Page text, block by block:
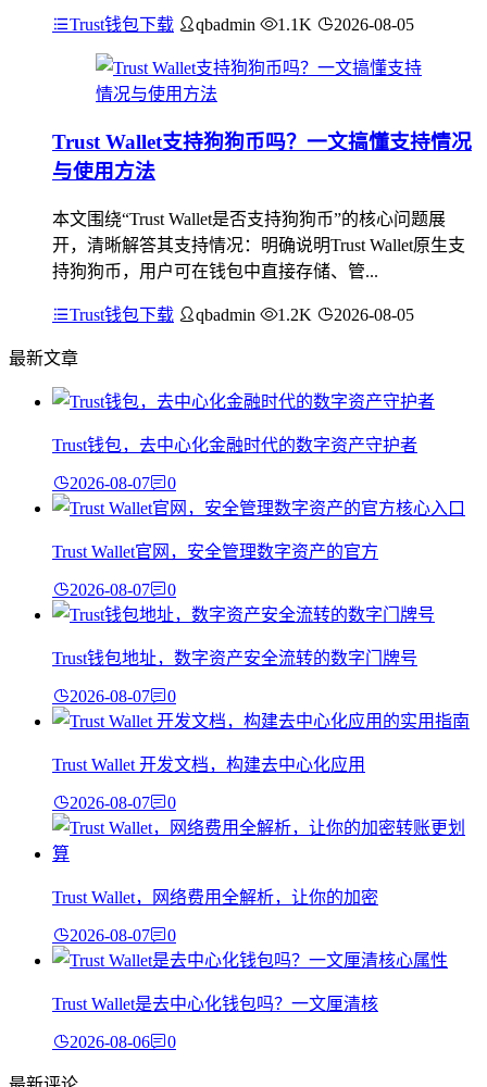
Trust钱包下载 qbadmin 1.1K 2026-08-05
Trust Wallet支持狗狗币吗？一文搞懂支持情况
与使用方法
本文围绕“Trust Wallet是否支持狗狗币”的核心问题展
开，清晰解答其支持情况：明确说明Trust Wallet原生支
持狗狗币，用户可在钱包中直接存储、管...
Trust钱包下载 qbadmin 1.2K 2026-08-05
最新文章
Trust钱包，去中心化金融时代的数字资产守护者
2026-08-07 0
Trust Wallet官网，安全管理数字资产的官方
2026-08-07 0
Trust钱包地址，数字资产安全流转的数字门牌号
2026-08-07 0
Trust Wallet 开发文档，构建去中心化应用
2026-08-07 0
Trust Wallet，网络费用全解析，让你的加密
2026-08-07 0
Trust Wallet是去中心化钱包吗？一文厘清核
2026-08-06 0